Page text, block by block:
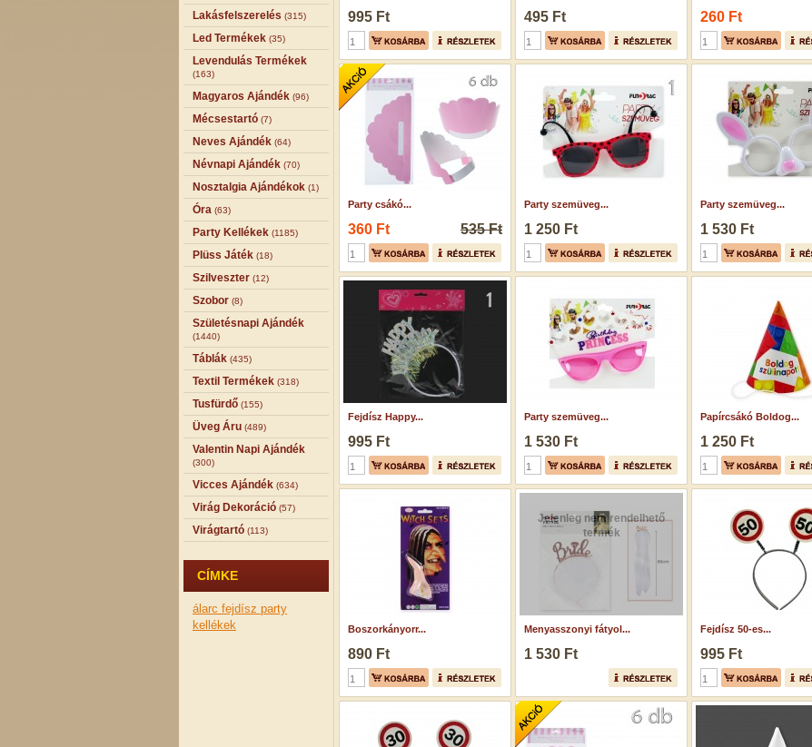
Lakásfelszerelés (315)
Led Termékek (35)
Levendulás Termékek
(163)
Magyaros Ajándék (96)
Mécsestartó (7)
Neves Ajándék (64)
Névnapi Ajándék (70)
Nosztalgia Ajándékok (1)
Óra (63)
Party Kellékek (1185)
Plüss Játék (18)
Szilveszter (12)
Szobor (8)
Születésnapi Ajándék
(1440)
Táblák (435)
Textil Termékek (318)
Tusfürdő (155)
Üveg Áru (489)
Valentin Napi Ajándék
(300)
Vicces Ajándék (634)
Virág Dekoráció (57)
Virágtartó (113)
CÍMKE
álarc fejdísz party
kellékek
995 Ft 495 Ft 260 Ft
Party csákó...
360 Ft 535 Ft
Party szemüveg...
1 250 Ft
Party szemüveg...
1 530 Ft
Fejdísz Happy...
995 Ft
Party szemüveg...
1 530 Ft
Papírcsákó Boldog...
1 250 Ft
Boszorkányorr...
890 Ft
Jelenleg nem rendelhető
termék
Menyasszonyi fátyol...
1 530 Ft
Fejdísz 50-es...
995 Ft